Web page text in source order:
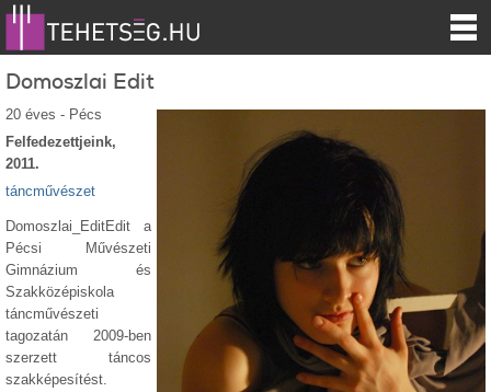
Domoszlai Edit
20 éves - Pécs
Felfedezettjeink,
2011.
táncművészet
Domoszlai_EditEdit a
Pécsi Művészeti
Gimnázium és
Szakközépiskola
táncművészeti
tagozatán 2009-ben
szerzett táncos
szakképesítést.